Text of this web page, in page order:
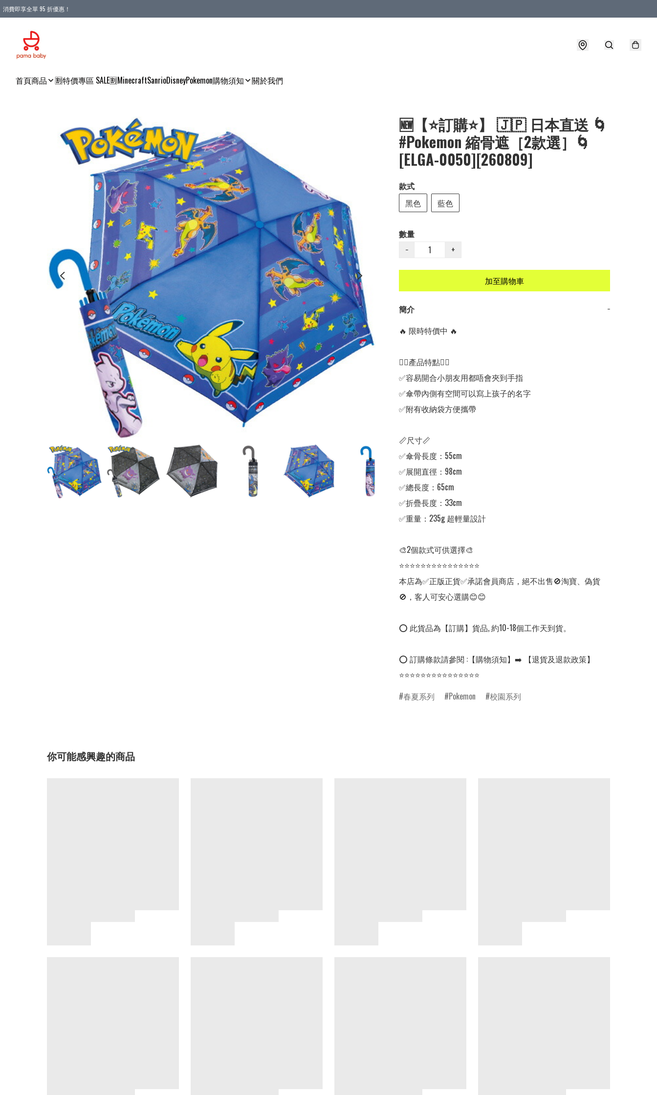
消費即享全單 95 折優惠！
首頁商品 🈹特價專區 SALE🈹MinecraftSanrioDisneyPokemon購物須知 關於我們
🆕【⭐訂購⭐】 🇯🇵 日本直送 🌀
#Pokemon 縮骨遮［2款選］🌀
[ELGA-0050][260809]
款式
黑色
藍色
數量
−
+
加至購物車
簡介
−
🔥 限時特價中 🔥
👍🏻產品特點👍🏻
✅容易開合小朋友用都唔會夾到手指
✅傘帶內側有空間可以寫上孩子的名字
✅附有收納袋方便攜帶
📏尺寸📏
✅傘骨長度：55cm
✅展開直徑：98cm
✅總長度：65cm
✅折疊長度：33cm
✅重量：235g 超輕量設計
🎨2個款式可供選擇🎨
⭐⭐⭐⭐⭐⭐⭐⭐⭐⭐⭐⭐⭐⭐⭐
本店為✅正版正貨✅承諾會員商店，絕不出售🚫淘寶、偽貨
🚫，客人可安心選購😊😊
⭕ 此貨品為【訂購】貨品, 約10-18個工作天到貨。
⭕ 訂購條款請參閱 :【購物須知】➡️ 【退貨及退款政策】
⭐⭐⭐⭐⭐⭐⭐⭐⭐⭐⭐⭐⭐⭐⭐
春夏系列
Pokemon 校園系列
你可能感興趣的商品